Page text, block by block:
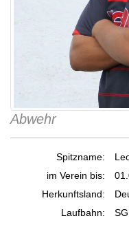
Abwehr
Spitzname:
im Verein bis:
Herkunftsland:
Laufbahn: